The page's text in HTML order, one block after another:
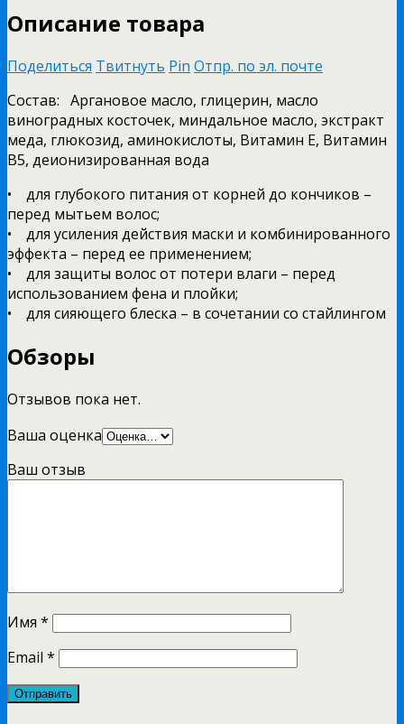
Описание товара
Поделиться Твитнуть Pin Отпр. по эл. почте
Состав: Аргановое масло, глицерин, масло
виноградных косточек, миндальное масло, экстракт
меда, глюкозид, аминокислоты, Витамин Е, Витамин
В5, деионизированная вода
• для глубокого питания от корней до кончиков –
перед мытьем волос;
• для усиления действия маски и комбинированного
эффекта – перед ее применением;
• для защиты волос от потери влаги – перед
использованием фена и плойки;
• для сияющего блеска – в сочетании со стайлингом
Обзоры
Отзывов пока нет.
Ваша оценка
Ваш отзыв
Имя *
Email *